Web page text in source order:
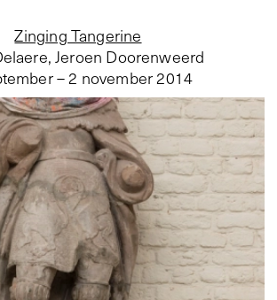
Zinging Tangerine
Jeroen Doorenweerd
– 2 november 2014